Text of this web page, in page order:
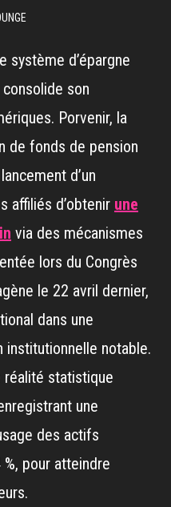
système d’épargne
son
Porvenir, la
de fonds de pension
d’un
affiliés d’obtenir une
via des mécanismes
lors du Congrès
le 22 avril dernier,
dans une
institutionnelle notable.
réalité statistique
une
des actifs
pour atteindre